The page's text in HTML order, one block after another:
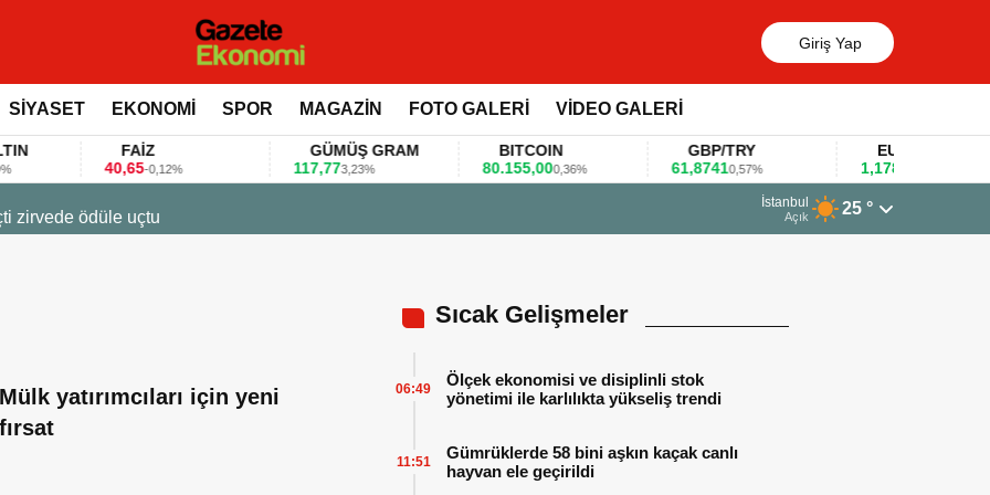
Giriş Yap
SİYASET EKONOMİ SPOR MAGAZİN FOTO GALERİ VİDEO GALERİ
40,65-0,12%
GÜMÜŞ GRAM
117,773,23%
BITCOIN
80.155,000,36%
GBP/TRY
61,87410,57%
EUR/USD
1,17810,47%
anket ile değerlendirdi
13 Mart 2026 - 06:55
Huawei KOBİ’ler için
İstanbul
Açık 25 °
Mülk yatırımcıları için yeni
fırsat
Sıcak Gelişmeler
Ölçek ekonomisi ve disiplinli stok
yönetimi ile karlılıkta yükseliş trendi
06:49
Gümrüklerde 58 bini aşkın kaçak canlı
hayvan ele geçirildi
11:51